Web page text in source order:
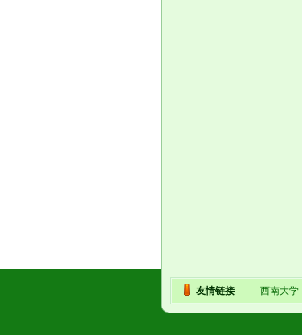
友情链接 西南大学